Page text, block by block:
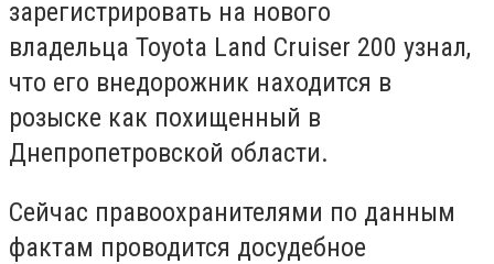
зарегистрировать на нового
владельца Toyota Land Cruiser 200 узнал,
что его внедорожник находится в
розыске как похищенный в
Днепропетровской области.
Сейчас правоохранителями по данным
фактам проводится досудебное